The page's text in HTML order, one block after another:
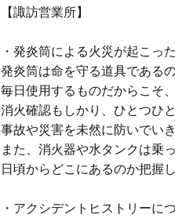
【諏訪営業所】
・発炎筒による火災が起こっ
発炎筒は命を守る道具である
毎日使用するものだからこそ
消火確認もしかり、ひとつひ
事故や災害を未然に防いでいき
また、消火器や水タンクは乗
日頃からどこにあるのか把握
・アクシデントヒストリーに